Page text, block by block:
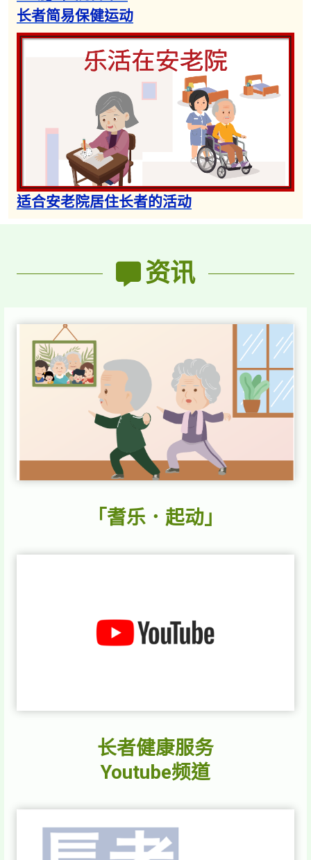
长者简易保健运动
适合安老院居住长者的活动​
资讯
「耆乐．起动」
长者健康服务
Youtube频道